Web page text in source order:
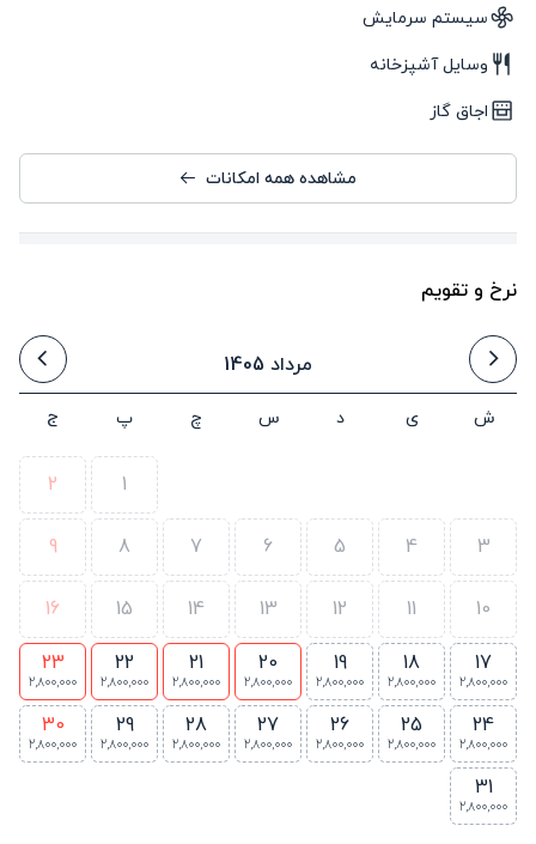
سیستم سرمایش
وسایل آشپزخانه
اجاق گاز
مشاهده همه امکانات
نرخ و تقویم
مرداد 1405
ش ی د س چ پ ج
1
2
3
4
5
6
7
8
9
10
11
12
13
14
15
16
17
2,800,000
18
2,800,000
19
2,800,000
20
2,800,000
21
2,800,000
22
2,800,000
23
2,800,000
24
2,800,000
25
2,800,000
26
2,800,000
27
2,800,000
28
2,800,000
29
2,800,000
30
2,800,000
31
2,800,000